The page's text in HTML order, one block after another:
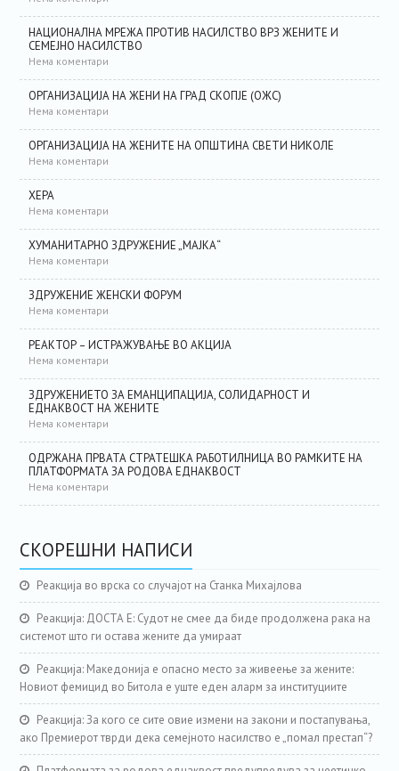
НАЦИОНАЛНА МРЕЖА ПРОТИВ НАСИЛСТВО ВРЗ ЖЕНИТЕ И
СЕМЕЈНО НАСИЛСТВО
Нема коментари
ОРГАНИЗАЦИЈА НА ЖЕНИ НА ГРАД СКОПЈЕ (ОЖС)
Нема коментари
ОРГАНИЗАЦИЈА НА ЖЕНИТЕ НА ОПШТИНА СВЕТИ НИКОЛЕ
Нема коментари
ХЕРА
Нема коментари
ХУМАНИТАРНО ЗДРУЖЕНИЕ „МАЈКА“
Нема коментари
ЗДРУЖЕНИЕ ЖЕНСКИ ФОРУМ
Нема коментари
РЕАКТОР – ИСТРАЖУВАЊЕ ВО АКЦИЈА
Нема коментари
ЗДРУЖЕНИЕТО ЗА ЕМАНЦИПАЦИЈА, СОЛИДАРНОСТ И
ЕДНАКВОСТ НА ЖЕНИТЕ
Нема коментари
ОДРЖАНА ПРВАТА СТРАТЕШКА РАБОТИЛНИЦА ВО РАМКИТЕ НА
ПЛАТФОРМАТА ЗА РОДОВА ЕДНАКВОСТ
Нема коментари
СКОРЕШНИ НАПИСИ
Реакција во врска со случајот на Станка Михајлова
Реакција: ДОСТА Е: Судот не смее да биде продолжена рака на
системот што ги остава жените да умираат
Реакција: Македонија е опасно место за живеење за жените:
Новиот фемицид во Битола е уште еден аларм за институциите
Реакција: За кого се сите овие измени на закони и постапувања,
ако Премиерот тврди дека семејното насилство е „помал престап“?